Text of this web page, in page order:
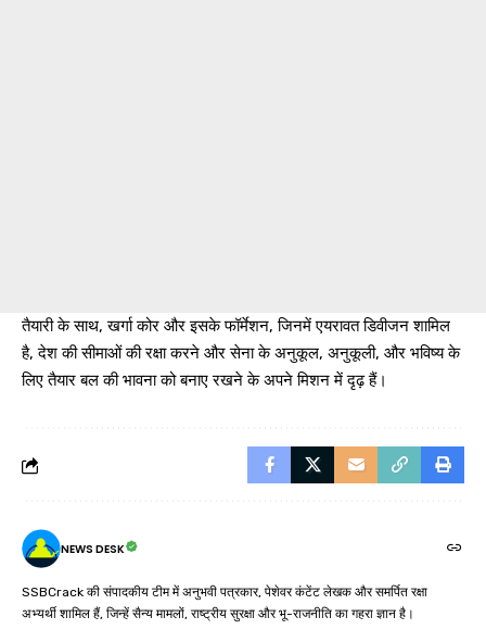
तैयारी के साथ, खर्गा कोर और इसके फॉर्मेशन, जिनमें एयरावत डिवीजन शामिल
है, देश की सीमाओं की रक्षा करने और सेना के अनुकूल, अनुकूली, और भविष्य के
लिए तैयार बल की भावना को बनाए रखने के अपने मिशन में दृढ़ हैं।
NEWS DESK
SSBCrack की संपादकीय टीम में अनुभवी पत्रकार, पेशेवर कंटेंट लेखक और समर्पित रक्षा
अभ्यर्थी शामिल हैं, जिन्हें सैन्य मामलों, राष्ट्रीय सुरक्षा और भू-राजनीति का गहरा ज्ञान है।